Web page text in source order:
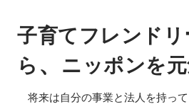
子育てフレンドリ
ら 、 ニッポンを
将来は自分の事業と法人を持っ